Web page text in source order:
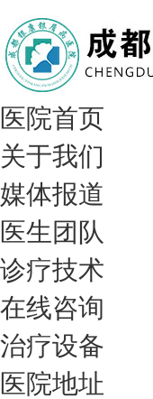
医院首页
关于我们
媒体报道
医生团队
诊疗技术
在线咨询
治疗设备
医院地址